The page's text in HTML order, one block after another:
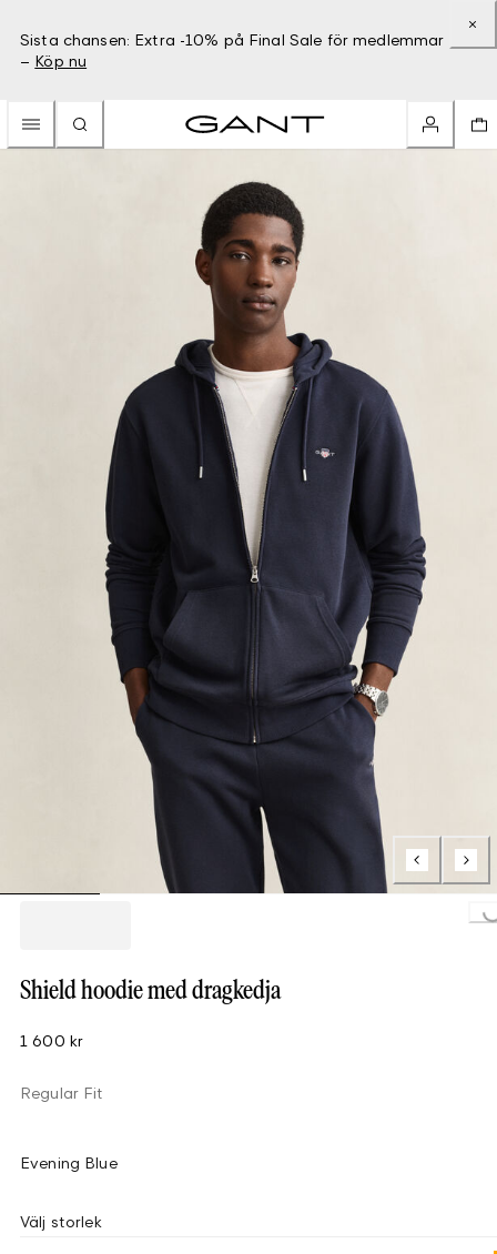
Sista chansen: Extra -10% på Final Sale för medlemmar
– Köp nu
Loading...
Shield hoodie med dragkedja
1 600 kr
Regular Fit
Evening Blue
Välj storlek